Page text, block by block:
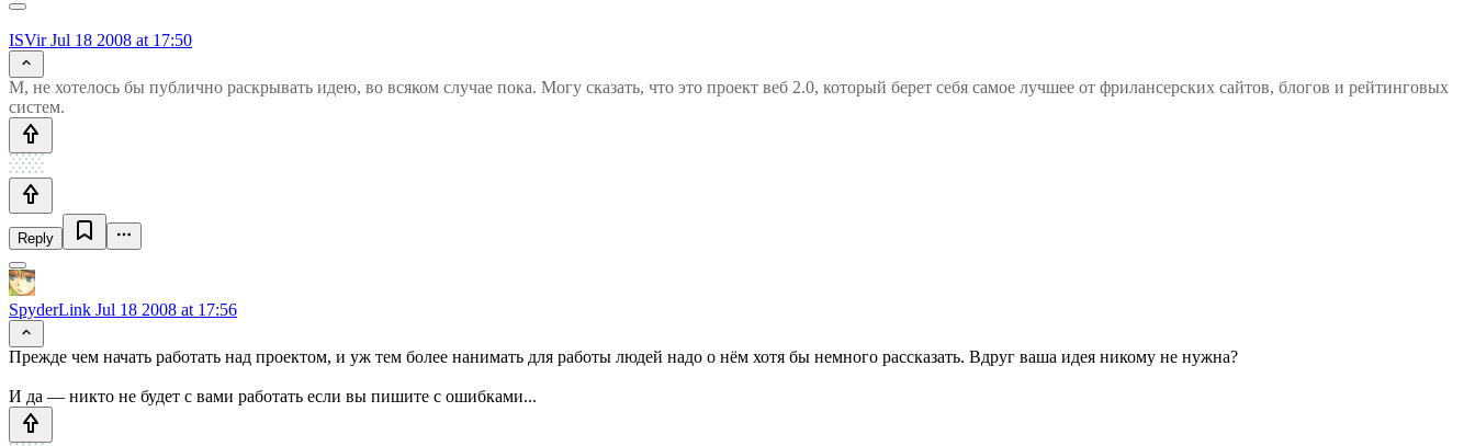
ISVirJul 18 2008 at 17:50
М, не хотелось бы публично раскрывать идею, во всяком случае пока. Могу сказать, что это проект веб 2.0, который берет себя самое лучшее от фрилансерских сайтов, блогов и рейтинговых
систем.
Reply
SpyderLink Jul 18 2008 at 17:56
Прежде чем начать работать над проектом, и уж тем более нанимать для работы людей надо о нём хотя бы немного рассказать. Вдруг ваша идея никому не нужна?
И да — никто не будет с вами работать если вы пишите с ошибками...